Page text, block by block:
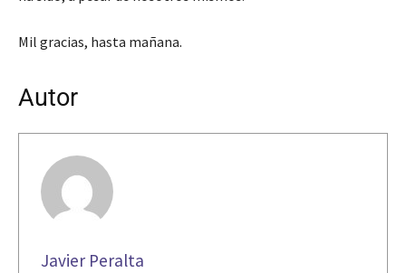
Mil gracias, hasta mañana.
Autor
Javier Peralta